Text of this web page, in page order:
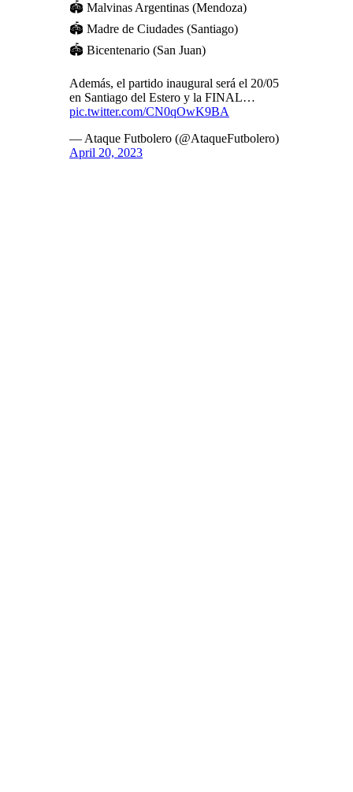
🏟️ Malvinas Argentinas (Mendoza)
🏟️ Madre de Ciudades (Santiago)
🏟️ Bicentenario (San Juan)
Además, el partido inaugural será el 20/05
en Santiago del Estero y la FINAL…
pic.twitter.com/CN0qOwK9BA
— Ataque Futbolero (@AtaqueFutbolero)
April 20, 2023